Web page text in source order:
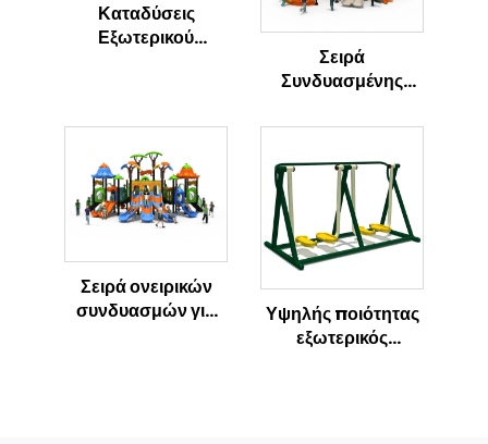
Καταδύσεις
Εξωτερικού
Σειρά
Συνδυασμένης
τον Ωκεανό,
Χαρά
Σειρά ονειρικών
συνδυασμών για
Υψηλής ποιότητας
εξωτερικός